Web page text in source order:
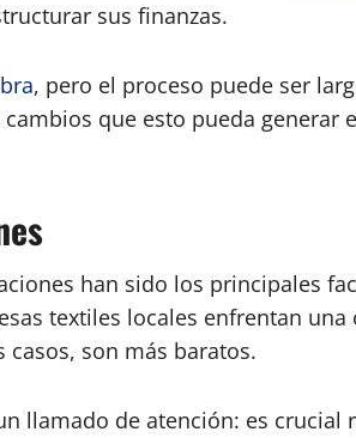
sus finanzas.
, pero el proceso puede ser
que esto pueda generar
han sido los principales
textiles locales enfrentan
son más baratos.
llamado de atención: es crucial